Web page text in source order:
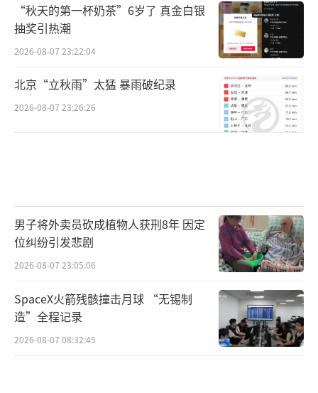
“秋天的第一杯奶茶”6岁了 真金白银
抽奖引热潮
2026-08-07 23:22:04
北京“立秋雨”太猛 暴雨破纪录
2026-08-07 23:26:26
男子将外卖员砍成植物人获刑8年 因定
位纠纷引发悲剧
2026-08-07 23:05:06
SpaceX火箭残骸撞击月球 “无锡制
造”全程记录
2026-08-07 08:32:45